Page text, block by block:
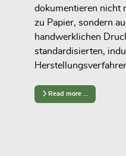
dokumentieren nicht
zu Papier, sondern
handwerklichen
standardisierten,
Read more …